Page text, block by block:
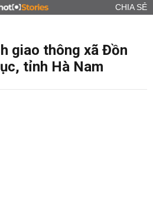
CHIA SẺ
giao thông xã Đồn
tỉnh Hà Nam